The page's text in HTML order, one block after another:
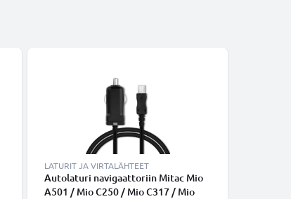
LATURIT JA VIRTALÄHTEET
Autolaturi navigaattoriin Mitac Mio
A501 / Mio C250 / Mio C317 / Mio